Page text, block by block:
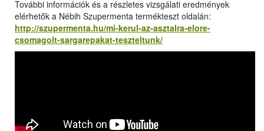
További információk és a részletes vizsgálati eredmények
elérhetők a Nébih Szupermenta termékteszt oldalán:
http://szupermenta.hu/mi-kerul-az-asztalra-elore-
csomagolt-sargarepakat-teszteltunk/